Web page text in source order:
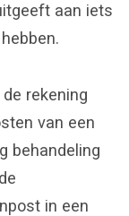
aan iets
rekening
van een
behandeling
in een